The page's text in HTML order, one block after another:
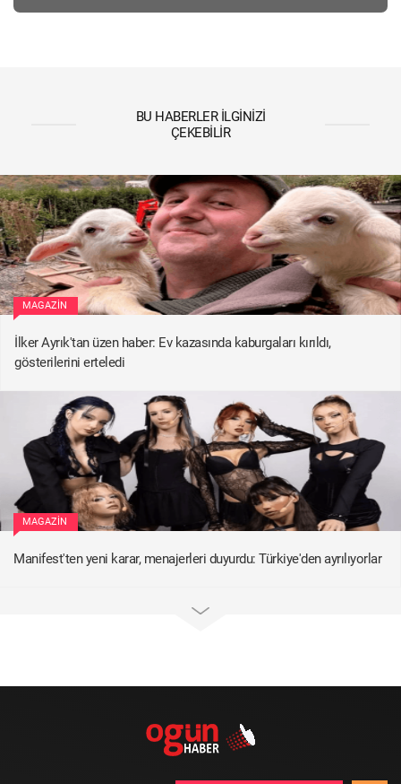
BU HABERLER İLGINIZI
ÇEKEBILIR
MAGAZIN
İlker Ayrık'tan üzen haber: Ev kazasında kaburgaları kırıldı,
gösterilerini erteledi
MAGAZIN
Manifest'ten yeni karar, menajerleri duyurdu: Türkiye'den ayrılıyorlar